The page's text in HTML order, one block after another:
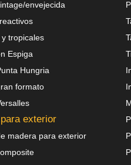
envejecida
y tropicales
Espiga
Hungria
formato
exterior
madera para exterior